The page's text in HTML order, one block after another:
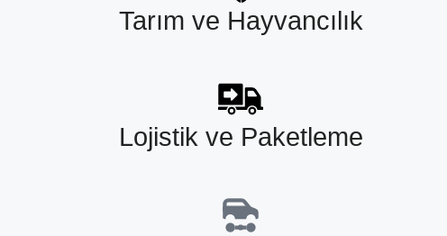
Tarım ve Hayvancılık
Lojistik ve Paketleme